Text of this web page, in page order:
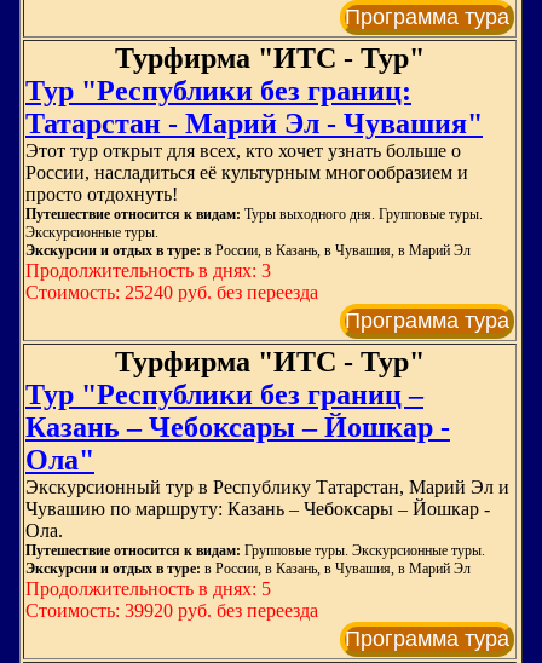
Программа тура
Турфирма "ИТС - Тур"
Тур "Республики без границ:
Татарстан - Марий Эл - Чувашия"
Этот тур открыт для всех, кто хочет узнать больше о
России, насладиться её культурным многообразием и
просто отдохнуть!
Путешествие относится к видам: Туры выходного дня. Групповые туры.
Экскурсионные туры.
Экскурсии и отдых в туре: в России, в Казань, в Чувашия, в Марий Эл
Продолжительность в днях: 3
Стоимость: 25240 руб. без переезда
Программа тура
Турфирма "ИТС - Тур"
Тур "Республики без границ –
Казань – Чебоксары – Йошкар -
Ола"
Экскурсионный тур в Республику Татарстан, Марий Эл и
Чувашию по маршруту: Казань – Чебоксары – Йошкар -
Ола.
Путешествие относится к видам: Групповые туры. Экскурсионные туры.
Экскурсии и отдых в туре: в России, в Казань, в Чувашия, в Марий Эл
Продолжительность в днях: 5
Стоимость: 39920 руб. без переезда
Программа тура